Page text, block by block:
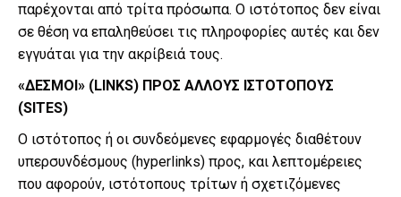
παρέχονται από τρίτα πρόσωπα. Ο ιστότοπος δεν είναι
σε θέση να επαληθεύσει τις πληροφορίες αυτές και δεν
εγγυάται για την ακρίβειά τους.
«ΔΕΣΜΟΙ» (LINKS) ΠΡΟΣ ΑΛΛΟΥΣ ΙΣΤΟΤΟΠΟΥΣ
(SITES)
Ο ιστότοπος ή οι συνδεόμενες εφαρμογές διαθέτουν
υπερσυνδέσμους (hyperlinks) προς, και λεπτομέρειες
που αφορούν, ιστότοπους τρίτων ή σχετιζόμενες